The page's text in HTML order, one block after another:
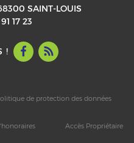
SAINT-LOUIS
17 23
!
de protection des données
Accès Propriétaire